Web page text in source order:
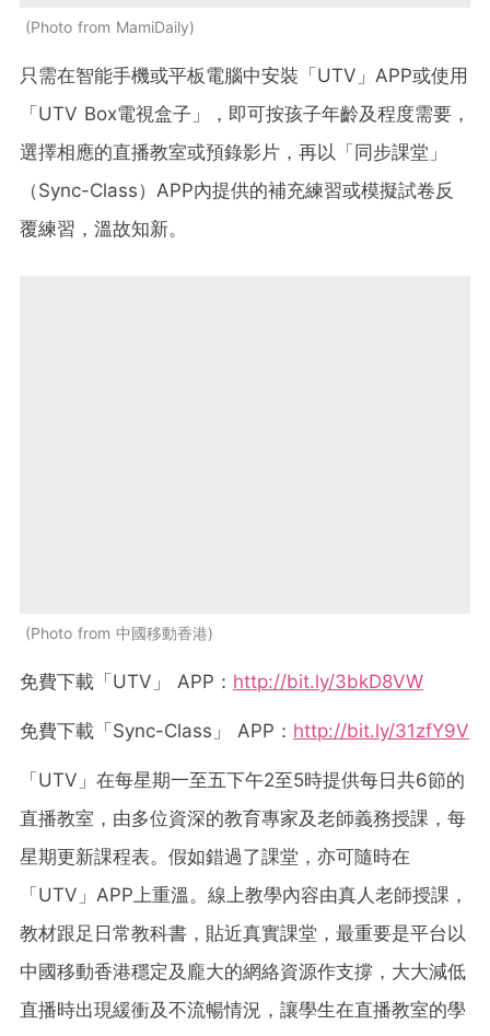
Photo from MamiDaily
只需在智能手機或平板電腦中安裝「UTV 」APP或使用
「UTV Box電視盒子」，即可按孩子年齡及程度需要，
選擇相應的直播教室或預錄影片，再以「同步課堂」
（Sync-Class）APP內提供的補充練習或模擬試卷反
覆練習，溫故知新。
Photo from 中國移動香港
免費下載「UTV」 APP： http://bit.ly/3bkD8VW
免費下載「Sync-Class」 APP： http://bit.ly/31zfY9V
「UTV 」在每星期一至五下午2至5時提供每日共6節的
直播教室，由多位資深的教育專家及老師義務授課，每
星期更新課程表。假如錯過了課堂，亦可隨時在
「UTV 」 APP 上重溫。線上教學內容由真人老師授課，
教材跟足日常教科書，貼近真實課堂，最重要是平台以
中國移動香港穩定及龐大的網絡資源作支撐，大大減低
直播時出現緩衝及不流暢情況，讓學生在直播教室的學